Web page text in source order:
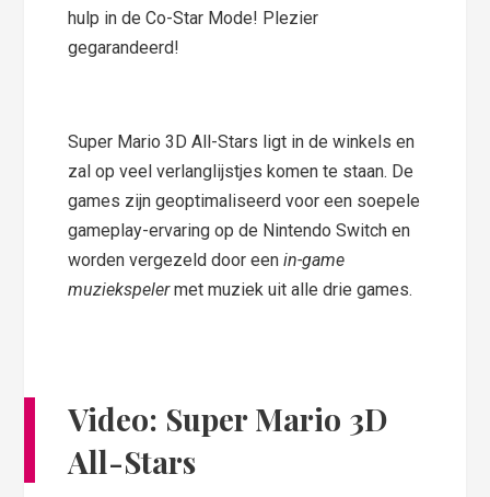
hulp in de Co-Star Mode! Plezier
gegarandeerd!
Super Mario 3D All-Stars ligt in de winkels en
zal op veel verlanglijstjes komen te staan. De
games zijn geoptimaliseerd voor een soepele
gameplay-ervaring op de Nintendo Switch en
worden vergezeld door eenin-game
muziekspelermet muziek uit alle drie games.
Video: Super Mario 3D
All-Stars